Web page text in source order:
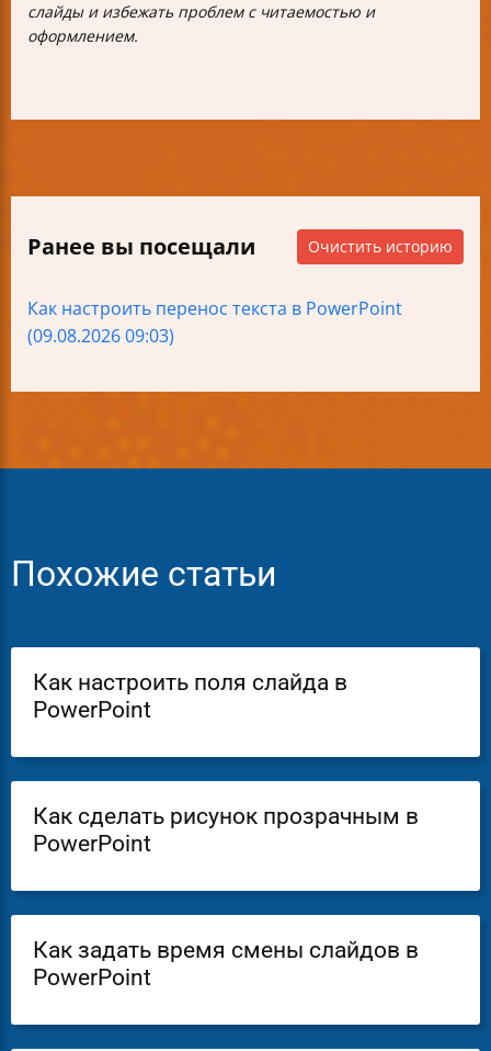
слайды и избежать проблем с читаемостью и
оформлением.
Ранее вы посещали Очистить историю
Как настроить перенос текста в PowerPoint
(09.08.2026 09:03)
Похожие статьи
Как настроить поля слайда в
PowerPoint
Как сделать рисунок прозрачным в
PowerPoint
Как задать время смены слайдов в
PowerPoint